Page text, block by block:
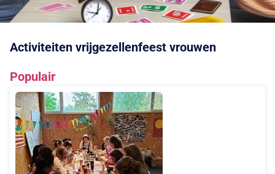
Activiteiten vrijgezellenfeest vrouwen
Populair